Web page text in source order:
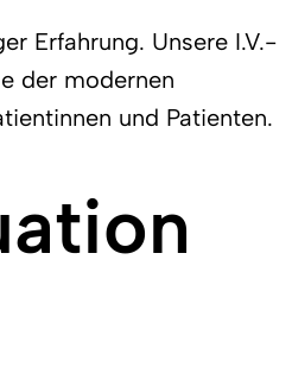
Erfahrung. Unsere I.V.-
der modernen
und Patienten.